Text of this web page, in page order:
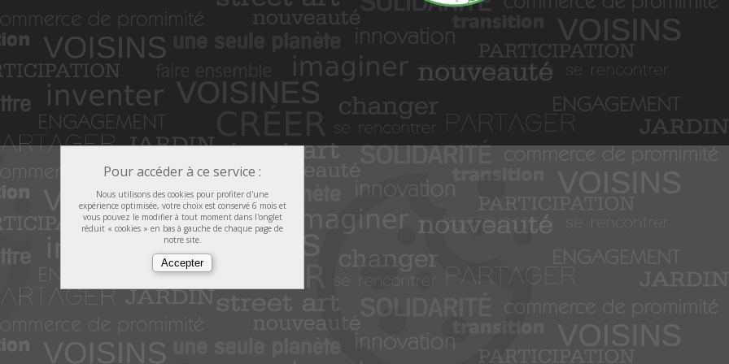
Pour accéder à ce service :
Nous utilisons des cookies pour profiter d'une
expérience optimisée, votre choix est conservé 6 mois et
vous pouvez le modifier à tout moment dans l'onglet
réduit « cookies » en bas à gauche de chaque page de
notre site.